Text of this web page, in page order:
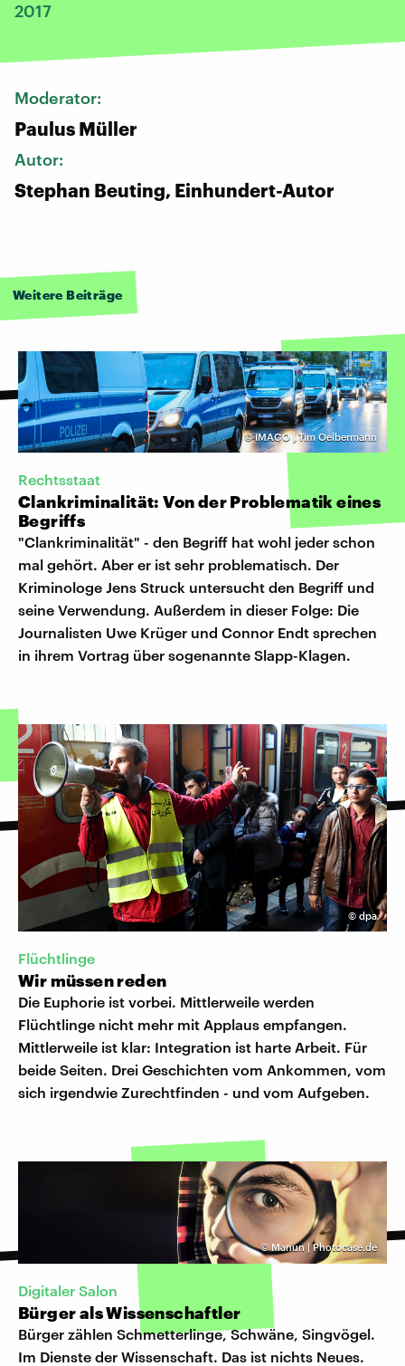
2017
Moderator:
Paulus Müller
Autor:
Stephan Beuting, Einhundert-Autor
Weitere Beiträge
©IMAGO | Tim Oelbermann
Rechtsstaat
Clankriminalität: Von der Problematik eines
Begriffs
"Clankriminalität" - den Begriff hat wohl jeder schon
mal gehört. Aber er ist sehr problematisch. Der
Kriminologe Jens Struck untersucht den Begriff und
seine Verwendung. Außerdem in dieser Folge: Die
Journalisten Uwe Krüger und Connor Endt sprechen
in ihrem Vortrag über sogenannte Slapp-Klagen.
© dpa
Flüchtlinge
Wir müssen reden
Die Euphorie ist vorbei. Mittlerweile werden
Flüchtlinge nicht mehr mit Applaus empfangen.
Mittlerweile ist klar: Integration ist harte Arbeit. Für
beide Seiten. Drei Geschichten vom Ankommen, vom
sich irgendwie Zurechtfinden - und vom Aufgeben.
©Manun | Photocase.de
Digitaler Salon
Bürger als Wissenschaftler
Bürger zählen Schmetterlinge, Schwäne, Singvögel.
Im Dienste der Wissenschaft. Das ist nichts Neues.